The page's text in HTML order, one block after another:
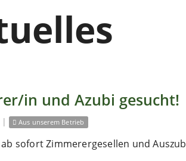
in und Azubi gesucht!
| Aus unserem Betrieb
sofort Zimmerergesellen und